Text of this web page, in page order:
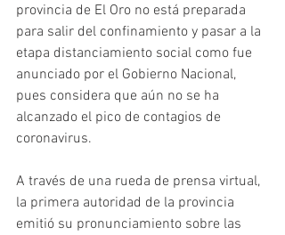
provincia de El Oro no está preparada
para salir del confinamiento y pasar a la
etapa distanciamiento social como fue
anunciado por el Gobierno Nacional,
pues considera que aún no se ha
alcanzado el pico de contagios de
coronavirus.
A través de una rueda de prensa virtual,
la primera autoridad de la provincia
emitió su pronunciamiento sobre las